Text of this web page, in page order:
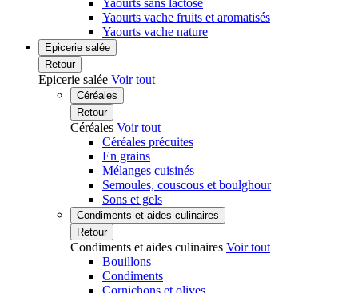
Yaourts sans lactose
Yaourts vache fruits et aromatisés
Yaourts vache nature
Epicerie salée
Retour
Epicerie salée Voir tout
Céréales
Retour
Céréales Voir tout
Céréales précuites
En grains
Mélanges cuisinés
Semoules, couscous et boulghour
Sons et gels
Condiments et aides culinaires
Retour
Condiments et aides culinaires Voir tout
Bouillons
Condiments
Cornichons et olives